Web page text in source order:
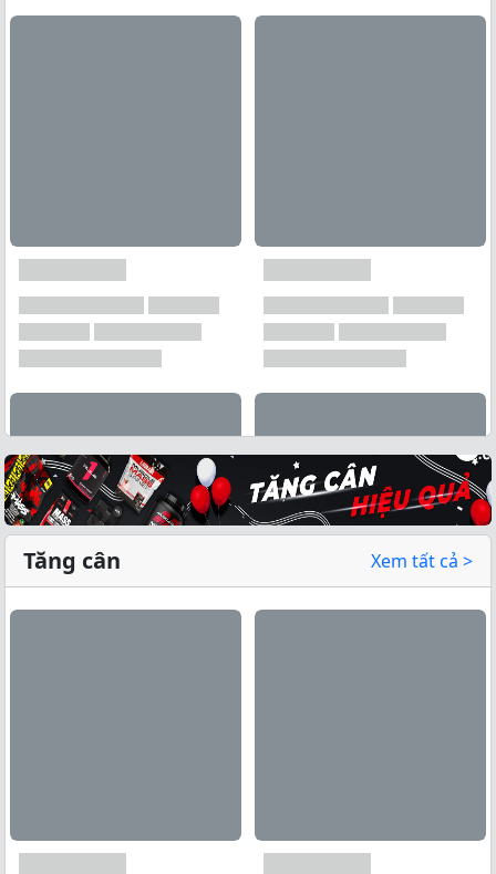
Tăng cân Xem tất cả >